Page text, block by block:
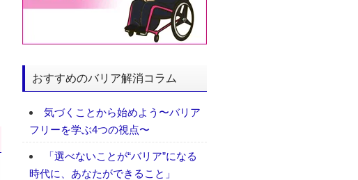
おすすめのバリア解消コラム
気づくことから始めよう〜バリア
フリーを学ぶ4つの視点〜
「選べないことが“バリア”になる
時代に、あなたができること」